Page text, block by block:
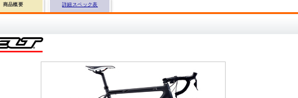
商品概要 詳細スペック表